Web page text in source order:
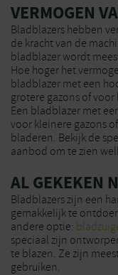
VERMOGEN
Bladblazers hebben
de kracht van de
bladblazer wordt
Hoe hoger het
bladblazer met een
grotere gazons of
Een bladblazer met
voor kleinere gazons
bladeren. Bekijk de
aanbod om te zien
AL GEKEKEN
Bladblazers zijn een
gemakkelijk te
andere optie:
speciaal zijn
te blazen. Ze zijn
gebruiken.